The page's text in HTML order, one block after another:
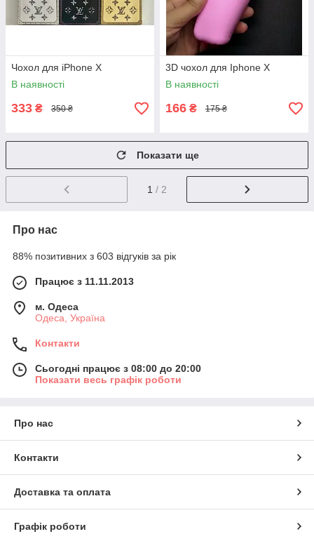
Чохол для iPhone X
В наявності
333 ₴ 350 ₴
3D чохол для Iphone X
В наявності
166 ₴ 175 ₴
Показати ще
1 / 2
Про нас
88% позитивних з 603 відгуків за рік
Працює з 11.11.2013
м. Одеса
Одеса, Україна
Контакти
Сьогодні працює з 08:00 до 20:00
Показати весь графік роботи
Про нас
Контакти
Доставка та оплата
Графік роботи